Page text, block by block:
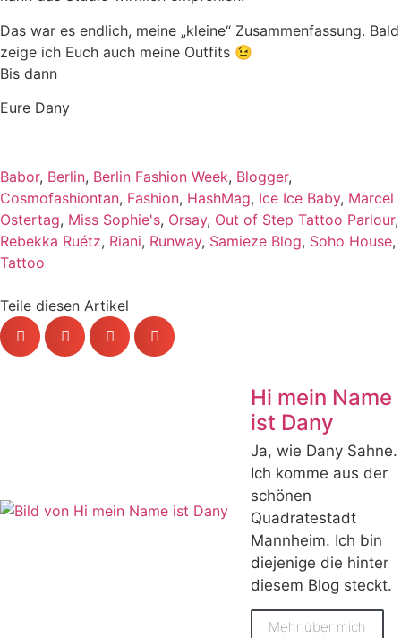
Das war es endlich, meine „kleine“ Zusammenfassung. Bald
zeige ich Euch auch meine Outfits 😉
Bis dann
Eure Dany
Babor, Berlin, Berlin Fashion Week, Blogger,
Cosmofashiontan, Fashion, HashMag, Ice Ice Baby, Marcel
Ostertag, Miss Sophie's, Orsay, Out of Step Tattoo Parlour,
Rebekka Ruétz, Riani, Runway, Samieze Blog, Soho House,
Tattoo
Teile diesen Artikel
Hi mein Name
ist Dany
Ja, wie Dany Sahne.
Ich komme aus der
schönen
Quadratestadt
Mannheim. Ich bin
diejenige die hinter
diesem Blog steckt.
Mehr über mich